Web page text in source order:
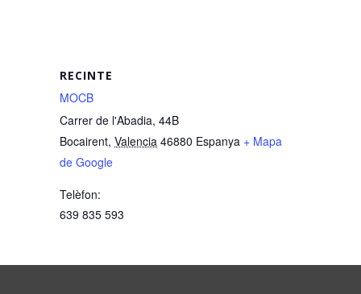
RECINTE
MOCB
Carrer de l'Abadia, 44B
Bocairent, Valencia 46880 Espanya + Mapa
de Google
Telèfon:
639 835 593